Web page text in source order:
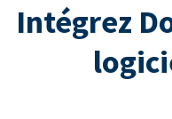
Intégrez